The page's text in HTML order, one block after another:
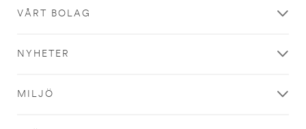
VÅRT BOLAG
NYHETER
MILJÖ